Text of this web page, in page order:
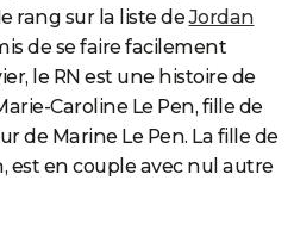
rang sur la liste deJordan
de se faire facilement
le RN est une histoire de
Caroline Le Pen, fille de
de Marine Le Pen. La fille de
est en couple avec nul autre